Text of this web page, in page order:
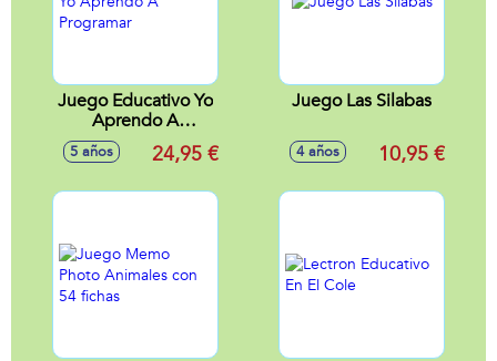
Juego Educativo Yo
Aprendo A
Programar
5 años 24,95 €
Juego Las Silabas
4 años 10,95 €